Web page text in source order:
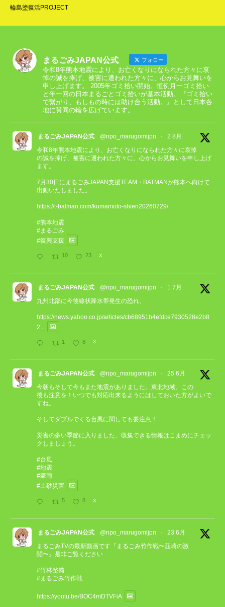
輪島塗復活PROJECT
まるごみJAPAN公式 フォロー
令和8年熊本地震により、お亡くなりになられた方々に哀
悼の誠を捧げ、被害に遭われた方々に、心からお見舞いを
申し上げます。 2005年ゴミ拾い開始。恒例月一ゴミ拾い
と年一回の日本まるごとゴミ拾いが基本活動。『ゴミ拾い
で繋がり、もしもの時には助け合う活動。』として日本各
地に賛同の輪を広げています。
まるごみJAPAN公式 @npo_marugomijpn ·
2 8月
令和8年熊本地震により、お亡くなりになられた方々に哀悼
の誠を捧げ、被害に遭われた方々に、心からお見舞いを申し上げ
ます。
7月30日にまるごみJAPAN支援TEAM・BATMANが熊本へ向けて
出動いたしました。
https://t-batman.com/kumamoto-shien20260729/
#熊本地震
#まるごみ
#復興支援
10 23 X
まるごみJAPAN公式 @npo_marugomijpn ·
1 7月
九州北部に今後線状降水帯発生の恐れ。
https://news.yahoo.co.jp/articles/cb68951b4efdce7930528e2b8
2...
1 8 X
まるごみJAPAN公式 @npo_marugomijpn ·
25 6月
今朝もそして今もまた地震がありました。東北地域、この
後も注意を！いつでも対応出来るようにはしておいた方がよいで
すね。
そしてダブルでくる台風に関しても要注意！
災害の多い季節に入りました、収集できる情報はこまめにチェッ
クしましょう。
#台風
#地震
#豪雨
#土砂災害
5 8 X
まるごみJAPAN公式 @npo_marugomijpn ·
23 6月
まるごみTVの最新動画です『まるごみ竹作戦〜韮崎の激
闘〜』是非ご覧ください
#竹林整備
#まるごみ竹作戦
https://youtu.be/BOC4mDTVFiA